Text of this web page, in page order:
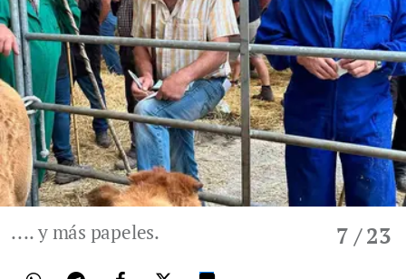
7 / 23
.... y más papeles.